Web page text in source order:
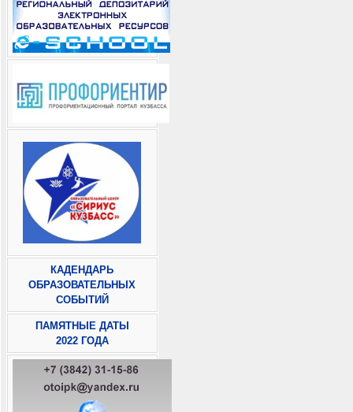
КАДЕНДАРЬ
ОБРАЗОВАТЕЛЬНЫХ
СОБЫТИЙ
ПАМЯТНЫЕ ДАТЫ
2022 ГОДА